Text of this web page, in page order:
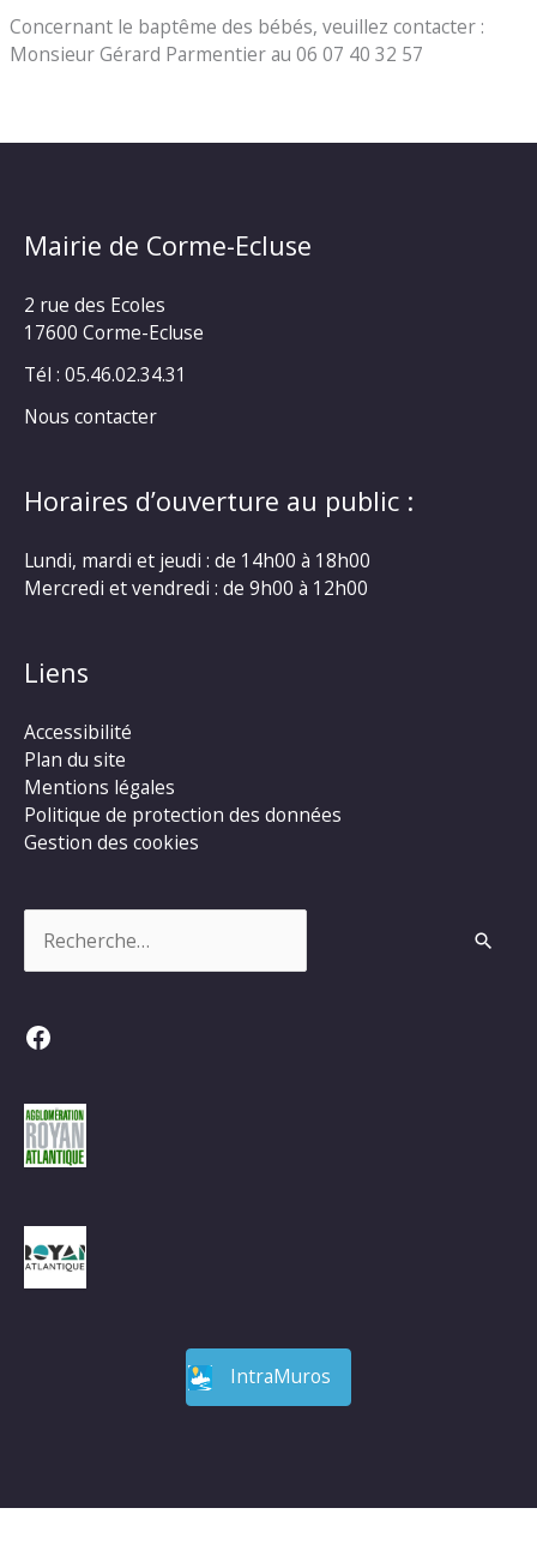
Concernant le baptême des bébés, veuillez contacter :
Monsieur Gérard Parmentier au 06 07 40 32 57
Mairie de Corme-Ecluse
2 rue des Ecoles
17600 Corme-Ecluse
Tél : 05.46.02.34.31
Nous contacter
Horaires d’ouverture au public :
Lundi, mardi et jeudi : de 14h00 à 18h00
Mercredi et vendredi : de 9h00 à 12h00
Liens
Accessibilité
Plan du site
Mentions légales
Politique de protection des données
Gestion des cookies
Facebook
IntraMuros